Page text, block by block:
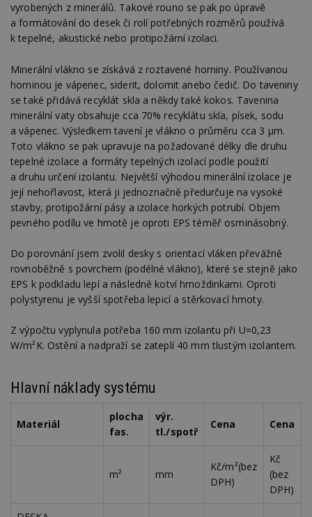
vyrobených z minerálů. Takové rouno se pak po úpravě
a formátování do desek či rolí potřebných rozměrů používá
k tepelné, akustické nebo protipožární izolaci.
Minerální vlákno se získává z roztavené horniny. Používanou
horninou je vápenec, siderit, dolomit anebo čedič. Do taveniny
se také přidává recyklát skla a někdy také kokos. Tavenina
minerální vaty obsahuje cca 70% recyklátu skla, písek, sodu
a vápenec. Výsledkem tavení je vlákno o průměru cca 3 μm.
Toto vlákno se pak upravuje na požadované délky dle druhu
tepelné izolace a formáty tepelných izolací podle použití
a druhu určení izolantu. Největší výhodou minerální izolace je
její nehořlavost, která ji jednoznačně předurčuje na vysoké
stavby, protipožární pásy a izolace horkých potrubí. Objem
pevného podílu ve hmotě je oproti EPS téměř osminásobný.
Do porovnání jsem zvolil desky s orientací vláken převážně
rovnoběžně s povrchem (podélné vlákno), které se stejně jako
EPS k podkladu lepí a následně kotví hmoždinkami. Oproti
polystyrenu je vyšší spotřeba lepicí a stěrkovací hmoty.
Z výpočtu vyplynula potřeba 160 mm izolantu při U=0,23
W/m²K. Ostění a nadpraží se zateplí 40 mm tlustým izolantem.
Hlavní náklady systému
Materiál
plocha
fas.
výr.
tl./spotř
Cena Cena
m² mm
Kč/m²(bez
DPH)
Kč
(bez
DPH)